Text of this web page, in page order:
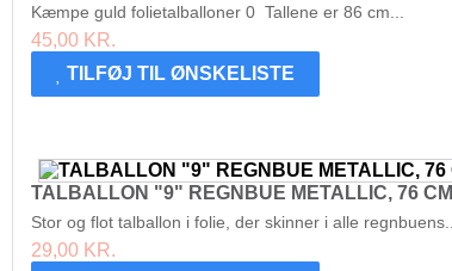
Kæmpe guld folietalballoner 0 Tallene er 86 cm...
45,00 KR.
TILFØJ TIL ØNSKELISTE
TALBALLON "9" REGNBUE METALLIC, 76 CM
Stor og flot talballon i folie, der skinner i alle regnbuens...
29,00 KR.